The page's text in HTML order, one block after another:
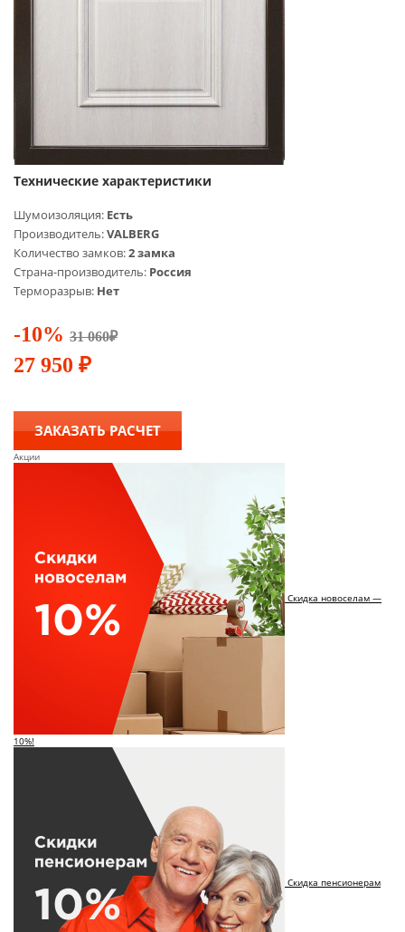
Технические характеристики
Шумоизоляция: Есть
Производитель:VALBERG
Количество замков:2 замка
Страна-производитель: Россия
Терморазрыв: Нет
-10% 31 060₽
27 950 ₽
ЗАКАЗАТЬ РАСЧЕТ
Акции
Скидка новоселам —
10%!
Скидка пенсионерам